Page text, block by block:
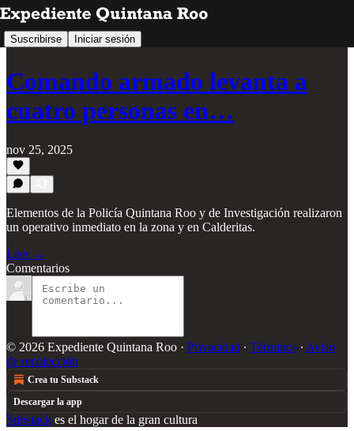
Suscribirse Iniciar sesión
Comando armado levanta a
cuatro personas en…
nov 25, 2025
Elementos de la Policía Quintana Roo y de Investigación realizaron
un operativo inmediato en la zona y en Calderitas.
Leer →
Comentarios
© 2026 Expediente Quintana Roo · Privacidad ∙ Términos ∙ Aviso
de recolección
Crea tu Substack
Descargar la app
Substack es el hogar de la gran cultura